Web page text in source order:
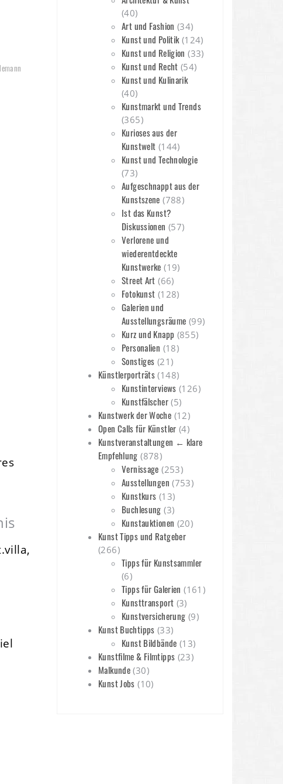
(40)
Art und Fashion (34)
Kunst und Politik(124)
Kunst und Religion (33)
Kunst und Recht (54)
Kunst und Kulinarik
(40)
Kunstmarkt und Trends
(365)
Kurioses aus der
Kunstwelt (144)
Kunst und Technologie
(73)
Aufgeschnappt aus der
Kunstszene (788)
Ist das Kunst?
Diskussionen (57)
Verlorene und
wiederentdeckte
Kunstwerke (19)
Street Art (66)
Fotokunst (128)
Galerien und
Ausstellungsräume (99)
Kurz und Knapp (855)
Personalien (18)
Sonstiges (21)
Künstlerporträts (148)
Kunstinterviews (126)
Kunstfälscher(5)
Kunstwerk der Woche (12)
Open Calls für Künstler (4)
Kunstveranstaltungen ← klare
Empfehlung (878)
Vernissage (253)
Ausstellungen (753)
Kunstkurs (13)
Buchlesung (3)
Kunstauktionen (20)
Kunst Tipps und Ratgeber
(266)
Tipps für Kunstsammler
(6)
Tipps für Galerien (161)
Kunsttransport (3)
Kunstversicherung (9)
Kunst Buchtipps (33)
Kunst Bildbände (13)
Kunstfilme & Filmtipps (23)
Malkunde (30)
Kunst Jobs (10)